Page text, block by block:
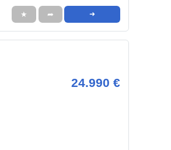
★ ➦ ➜
24.990 €